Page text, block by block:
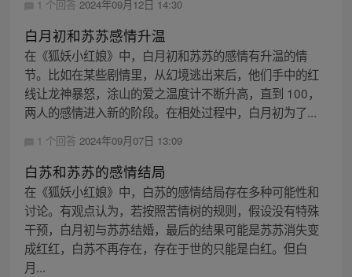
1 个回答 2024年09月12日 14:30
白月初和苏苏感情升温
在《狐妖小红娘》中，白月初和苏苏的感情有升温的情
节。比如在某些剧情里，从幻境逃出来后，他们手中的红
线让龙神暴怒，涂山的爱之温度计不断升高，直到 100，
两人的感情进入新的阶段。在相处过程中，白月初为了...
1 个回答 2024年09月07日 13:09
白苏和苏苏的感情结局
在《狐妖小红娘》中，白苏的感情结局存在多种可能性和
讨论。有观点认为，若按照苦情树的规则，假设没有特殊
干预，白月初与苏苏结婚，最后的结果可能是苏苏消失变
成红红，白苏不再存在，存在于世的只能是白红。但白
月...